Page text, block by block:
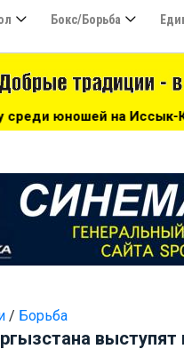
Бокс/борьба
Куле: «Бишкек» -
/ Борьба
выступят